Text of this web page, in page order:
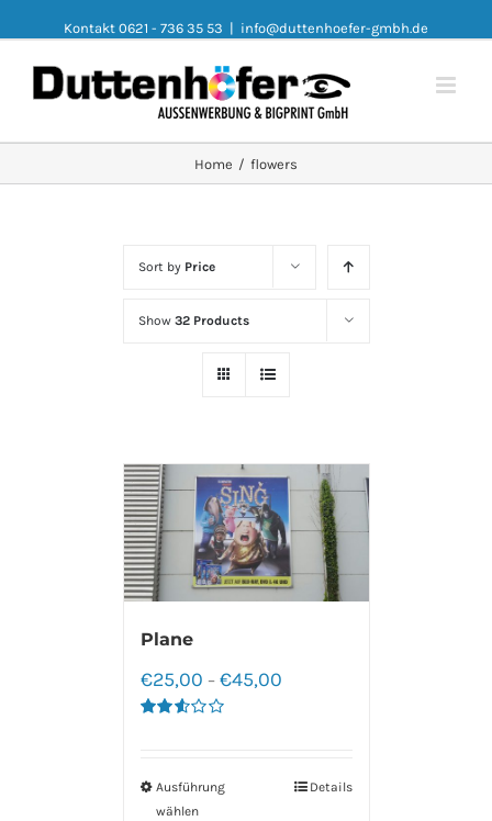
Kontakt 0621 - 736 35 53 | info@duttenhoefer-gmbh.de
Home / flowers
Sort by Price
Show 32 Products
Plane
von 5
€25,00 – €45,00
Ausführung
wählen
Details